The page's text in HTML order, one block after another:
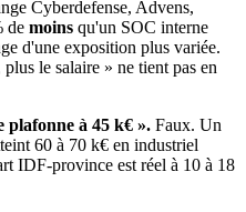
Cyberdefense, Advens,
de moins qu'un SOC interne
d'une exposition plus variée.
le salaire » ne tient pas en
plafonne à 45 k€ ». Faux. Un
60 à 70 k€ en industriel
IDF-province est réel à 10 à 18